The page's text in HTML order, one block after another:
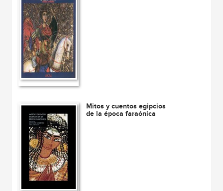
Mitos y cuentos egipcios
de la época faraónica